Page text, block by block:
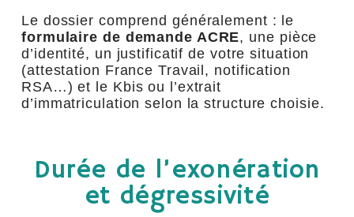
Le dossier comprend généralement : le
formulaire de demande ACRE, une pièce
d’identité, un justificatif de votre situation
(attestation France Travail, notification
RSA…) et le Kbis ou l’extrait
d’immatriculation selon la structure choisie.
Durée de l’exonération
et dégressivité